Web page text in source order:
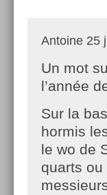
Antoine 25
Un mot
l’année
Sur la
hormis
le wo de
quarts